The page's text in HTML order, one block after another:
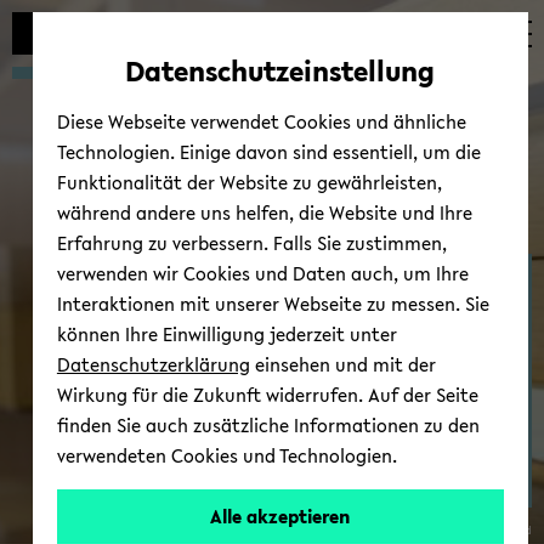
Automatische
vermeiden
zum
wechseln
zum
wechseln
zum
wechseln
Zen­trum für Theo­rien in
der his­to­ri­schen For­
schung
© Uni­ver­si­tät Bie­le­feld
Datenschutzeinstellung
Diese Webseite verwendet Cookies und ähnliche
Technologien. Einige davon sind essentiell, um die
Funktionalität der Website zu gewährleisten,
während andere uns helfen, die Website und Ihre
Erfahrung zu verbessern. Falls Sie zustimmen,
verwenden wir Cookies und Daten auch, um Ihre
Interaktionen mit unserer Webseite zu messen. Sie
können Ihre Einwilligung jederzeit unter
Datenschutzerklärung einsehen und mit der
Wirkung für die Zukunft widerrufen. Auf der Seite
finden Sie auch zusätzliche Informationen zu den
verwendeten Cookies und Technologien.
Alle akzeptieren